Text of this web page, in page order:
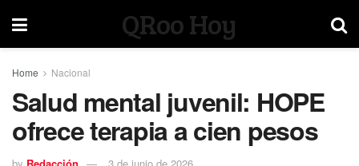
QRoo Hoy
Home Nacional
Salud mental juvenil: HOPE
ofrece terapia a cien pesos